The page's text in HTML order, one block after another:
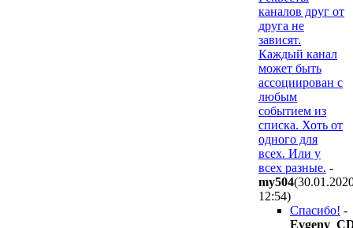
каналов друг от
друга не
зависят.
Каждый канал
может быть
ассоциирован с
любым
событием из
списка. Хоть от
одного для
всех. Или у
всех разные. -
my504
12:54)
Спасибо! -